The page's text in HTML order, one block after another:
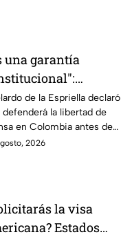
una garantía
de la
promete
la libertad de
en Colombia
de la Espriella declaró
defenderá la libertad de
en Colombia antes de
su cargo como
2026
la visa
Estados